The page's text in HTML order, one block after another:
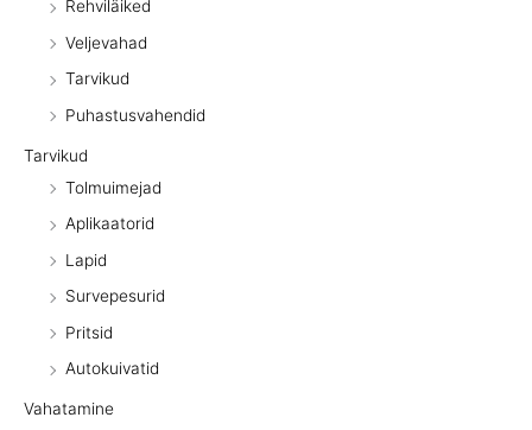
Rehviläiked
Veljevahad
Tarvikud
Puhastusvahendid
Tarvikud
Tolmuimejad
Aplikaatorid
Lapid
Survepesurid
Pritsid
Autokuivatid
Vahatamine